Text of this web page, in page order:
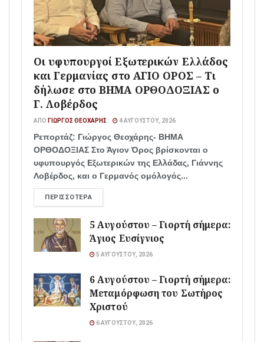
Οι υφυπουργοί Εξωτερικών Ελλάδος
και Γερμανίας στο ΑΓΙΟ ΟΡΟΣ – Τι
δήλωσε στο ΒΗΜΑ ΟΡΘΟΔΟΞΙΑΣ ο
Γ. Λοβέρδος
ΑΠΌ ΓΙΏΡΓΟΣ ΘΕΟΧΆΡΗΣ 4 ΑΥΓΟΎΣΤΟΥ, 2026
Ρεπορτάζ: Γιώργος Θεοχάρης- ΒΗΜΑ
ΟΡΘΟΔΟΞΙΑΣ Στο Άγιον Όρος βρίσκονται ο
υφυπουργός Εξωτερικών της Ελλάδας, Γιάννης
Λοβέρδος, και ο Γερμανός ομόλογός...
ΠΕΡΙΣΣΌΤΕΡΑ
5 Αυγούστου – Γιορτή σήμερα:
Άγιος Ευσίγνιος
5 ΑΥΓΟΎΣΤΟΥ, 2026
6 Αυγούστου – Γιορτή σήμερα:
Μεταμόρφωση του Σωτήρος
Χριστού
6 ΑΥΓΟΎΣΤΟΥ, 2026